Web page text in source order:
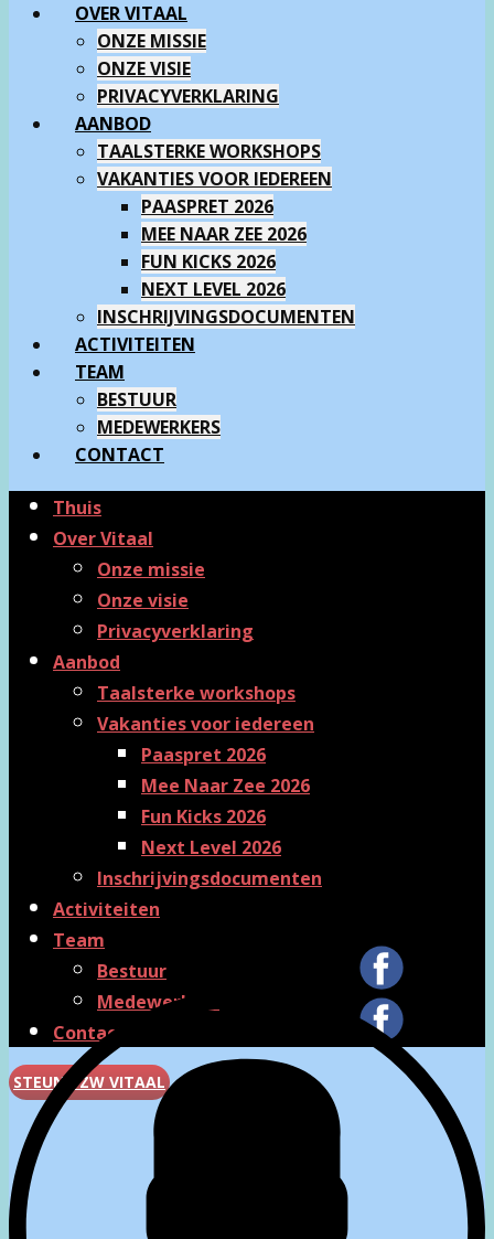
OVER VITAAL
ONZE MISSIE
ONZE VISIE
PRIVACYVERKLARING
AANBOD
TAALSTERKE WORKSHOPS
VAKANTIES VOOR IEDEREEN
PAASPRET 2026
MEE NAAR ZEE 2026
FUN KICKS 2026
NEXT LEVEL 2026
INSCHRIJVINGSDOCUMENTEN
ACTIVITEITEN
TEAM
BESTUUR
MEDEWERKERS
CONTACT
Thuis
Over Vitaal
Onze missie
Onze visie
Privacyverklaring
Aanbod
Taalsterke workshops
Vakanties voor iedereen
Paaspret 2026
Mee Naar Zee 2026
Fun Kicks 2026
Next Level 2026
Inschrijvingsdocumenten
Activiteiten
Team
Bestuur
Medewerkers
Contact
STEUN VZW VITAAL